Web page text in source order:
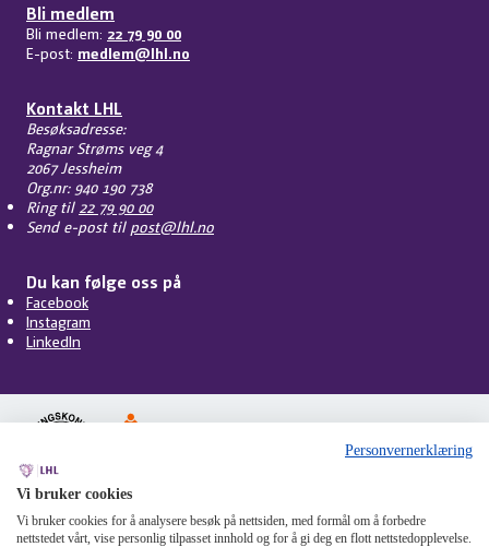
Bli medlem
Bli medlem: 22 79 90 00
E-post: medlem@lhl.no
Kontakt LHL
Besøksadresse:
Ragnar Strøms veg 4
2067 Jessheim
Org.nr: 940 190 738
Ring til 22 79 90 00
Send e-post til post@lhl.no
Du kan følge oss på
Facebook
Instagram
LinkedIn
PersonvernCookiesTilgjengelighetOm nettstedet
Personvernerklæring
Vi bruker cookies
Vi bruker cookies for å analysere besøk på nettsiden, med formål om å forbedre
nettstedet vårt, vise personlig tilpasset innhold og for å gi deg en flott nettstedopplevelse.